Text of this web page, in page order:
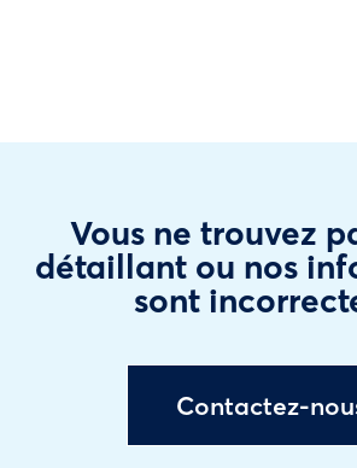
Vous ne trouvez
détaillant ou nos
sont
Contactez-